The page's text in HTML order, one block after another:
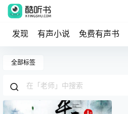
发现 有声小说 免费有声书
全部标签